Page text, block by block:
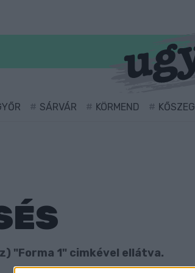
SÁRVÁR KÖRMEND KŐSZEG
"Forma 1" cimkével ellátva.